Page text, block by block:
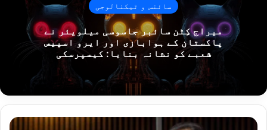
سائنس و ٹیکنالوجی
میراج کِٹن سائبر جاسوسی میلویئر نے
پاکستان کے ہوابازی اور ایرو اسپیس
شعبے کو نشانہ بنایا: کیسپرسکی
پ